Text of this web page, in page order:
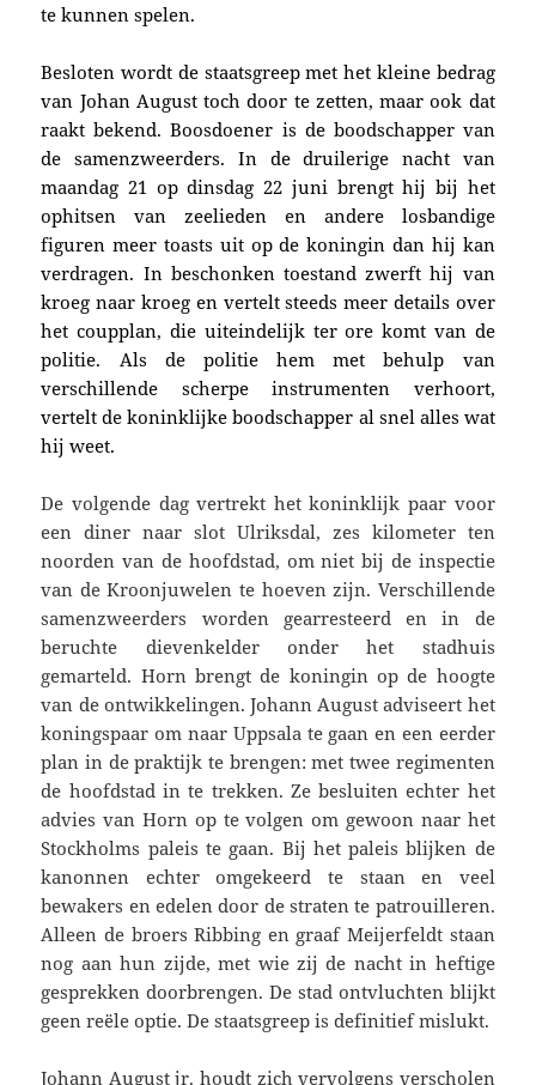
te kunnen spelen.
Besloten wordt de staatsgreep met het kleine bedrag
van Johan August toch door te zetten, maar ook dat
raakt bekend. Boosdoener is de boodschapper van
de samenzweerders. In de druilerige nacht van
maandag 21 op dinsdag 22 juni brengt hij bij het
ophitsen van zeelieden en andere losbandige
figuren meer toasts uit op de koningin dan hij kan
verdragen. In beschonken toestand zwerft hij van
kroeg naar kroeg en vertelt steeds meer details over
het coupplan, die uiteindelijk ter ore komt van de
politie. Als de politie hem met behulp van
verschillende scherpe instrumenten verhoort,
vertelt de koninklijke boodschapper al snel alles wat
hij weet.
De volgende dag vertrekt het koninklijk paar voor
een diner naar slot Ulriksdal, zes kilometer ten
noorden van de hoofdstad, om niet bij de inspectie
van de Kroonjuwelen te hoeven zijn. Verschillende
samenzweerders worden gearresteerd en in de
beruchte dievenkelder onder het stadhuis
gemarteld. Horn brengt de koningin op de hoogte
van de ontwikkelingen. Johann August adviseert het
koningspaar om naar Uppsala te gaan en een eerder
plan in de praktijk te brengen: met twee regimenten
de hoofdstad in te trekken. Ze besluiten echter het
advies van Horn op te volgen om gewoon naar het
Stockholms paleis te gaan. Bij het paleis blijken de
kanonnen echter omgekeerd te staan en veel
bewakers en edelen door de straten te patrouilleren.
Alleen de broers Ribbing en graaf Meijerfeldt staan
nog aan hun zijde, met wie zij de nacht in heftige
gesprekken doorbrengen. De stad ontvluchten blijkt
geen reële optie. De staatsgreep is definitief mislukt.
Johann August jr. houdt zich vervolgens verscholen